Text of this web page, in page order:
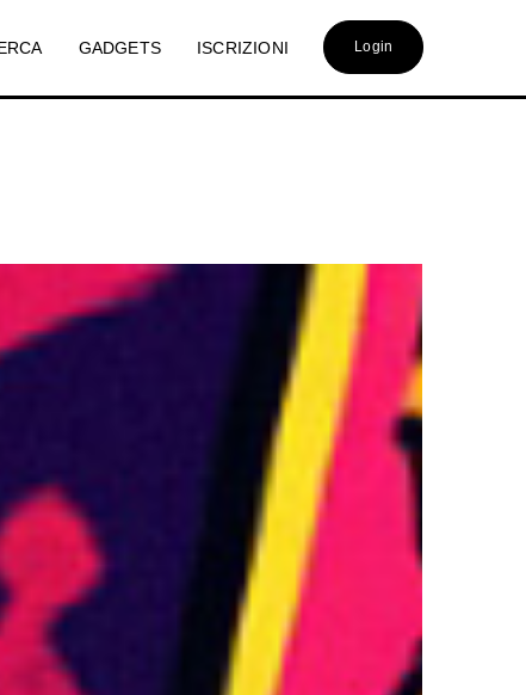
GADGETS ISCRIZIONI Login